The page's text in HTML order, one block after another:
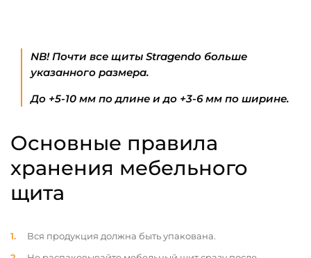
NB! Почти все щиты Stragendo больше
указанного размера.
До +5-10 мм по длине и до +3-6 мм по ширине.
Основные правила
хранения мебельного
щита
Вся продукция должна быть упакована.